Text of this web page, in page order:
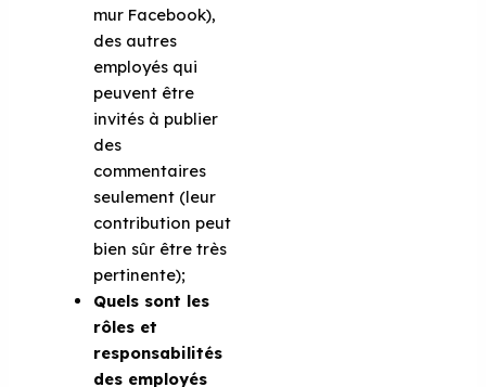
mur Facebook),
des autres
employés qui
peuvent être
invités à publier
des
commentaires
seulement (leur
contribution peut
bien sûr être très
pertinente);
Quels sont les
rôles et
responsabilités
des employés